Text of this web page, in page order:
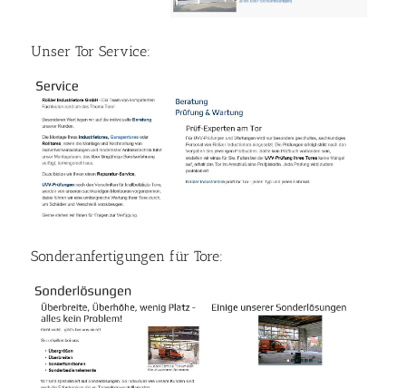
Unser Tor Service:
Sonderanfertigungen für Tore: